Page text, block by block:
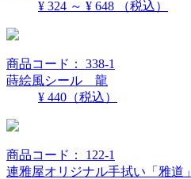
¥ 324 ～ ¥ 648
（税込）
商品コード： 338-1
蒔絵風シール 龍
¥ 440 （税込）
商品コード： 122-1
連雅屋オリジナル手拭い「雅道」